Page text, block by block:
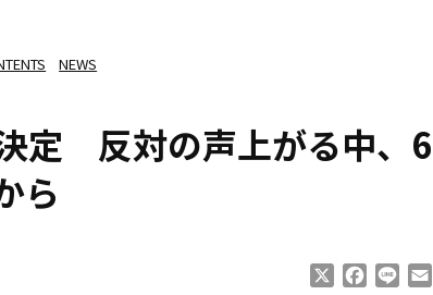
NEWS
定 反対の声上がる中、6
ら
Facebook
Line